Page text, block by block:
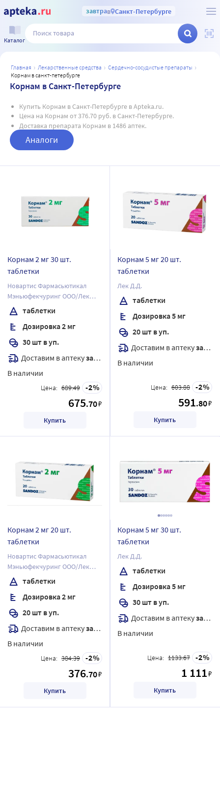
завтрав Санкт-Петербурге
Каталог
главная лекарственные средства
сердечно-сосудистые препараты
корнам в санкт-петербурге
Корнам в Санкт-Петербурге
Купить Корнам в Санкт-Петербурге в Apteka.ru.
Цена на Корнам от 376.70 руб. в Санкт-Петербурге.
Доставка препарата Корнам в 1486 аптек.
Аналоги
Корнам 2 мг 30 шт.
таблетки
Новартис Фармасьютикал
Мэньюфекчуринг ООО/Лек
Фармасьютикалс д.д.
таблетки
Дозировка 2 мг
30 шт в уп.
Доставим в аптекузавтра
В наличии
Цена: 689.49 2
675.70₽
Купить
Корнам 5 мг 20 шт.
таблетки
Лек Д.Д.
таблетки
Дозировка 5 мг
20 шт в уп.
Доставим в аптекузавтра
В наличии
Цена: 603.88 2
591.80₽
Купить
Корнам 2 мг 20 шт.
таблетки
Новартис Фармасьютикал
Мэньюфекчуринг ООО/Лек
Фармасьютикалс д.д.
таблетки
Дозировка 2 мг
20 шт в уп.
Доставим в аптекузавтра
В наличии
Цена: 384.39 2
376.70₽
Купить
Корнам 5 мг 30 шт.
таблетки
Лек Д.Д.
таблетки
Дозировка 5 мг
30 шт в уп.
Доставим в аптекузавтра
В наличии
Цена: 1133.67 2
1 111₽
Купить